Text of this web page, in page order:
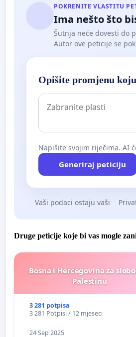
POKRENITE VLASTITU
Ima nešto što
Šutnja neće dovesti do
Autor ove peticije se
Opišite promjenu
Napišite svojim riječima. AI
Generiraj peticiju
Vaši podaci ostaju vaši
Druge peticije koje bi vas mogle
Bosna i Hercegovina za
Palestinu
3 281 potpisa
3 281 Potpisi / 12 mjeseci
24 Sep 2025